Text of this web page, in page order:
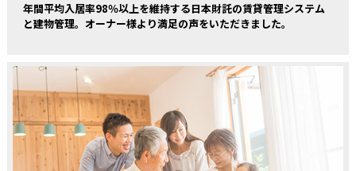
年間平均入居率98％以上を維持する日本財託の賃貸管理システム
と建物管理。オーナー様より満足の声をいただきました。